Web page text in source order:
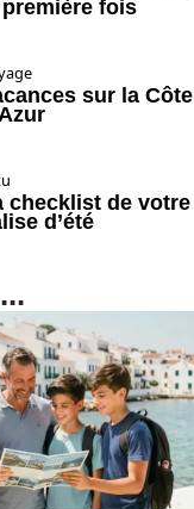
première fois
sur la Côte
checklist de votre
d’été